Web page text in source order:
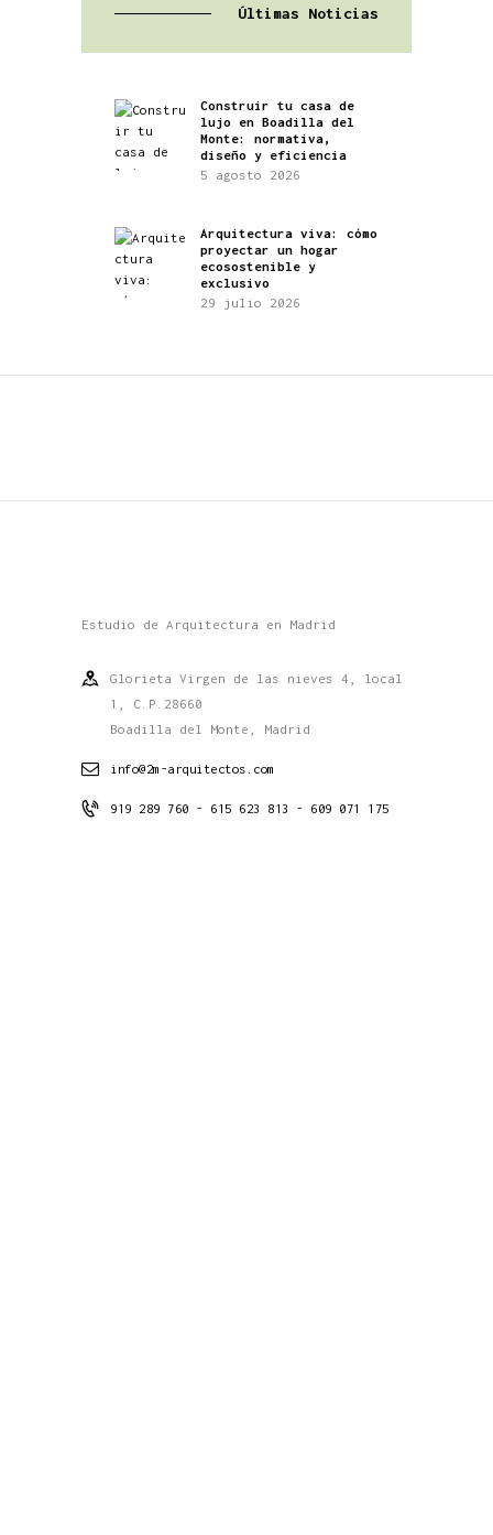
Últimas Noticias
Construir tu casa de
lujo en Boadilla del
Monte: normativa,
diseño y eficiencia
5 agosto 2026
Arquitectura viva: cómo
proyectar un hogar
ecosostenible y
exclusivo
29 julio 2026
Estudio de Arquitectura en Madrid
Glorieta Virgen de las nieves 4, local
1, C.P.28660
Boadilla del Monte, Madrid
info@2m-arquitectos.com
919 289 760 - 615 623 813 - 609 071 175